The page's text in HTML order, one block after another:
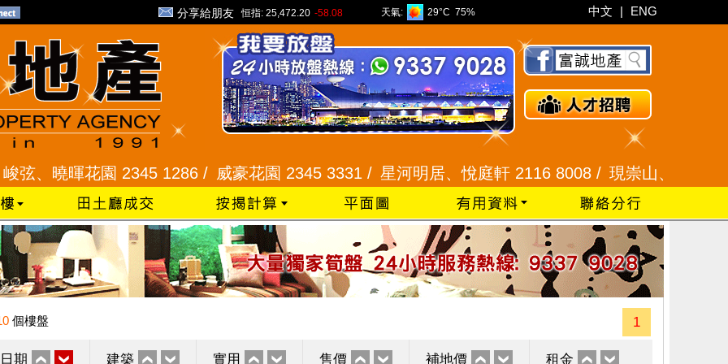
分享給朋友 恒指: 25,472.20 -58.08 天氣: 29°C 75% 中文 | ENG
曉暉花園 2345 1286 / 威豪花園 2345 3331 /星河明居、悅庭軒 2116 8008 /現崇山、譽港灣
個樓盤 1
期 建築 實用 售價 補地價 租金